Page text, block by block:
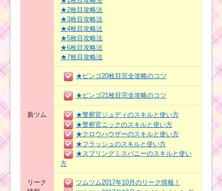
★2枚目攻略法
★3枚目攻略法
★4枚目攻略法
★5枚目攻略法
★6枚目攻略法
★7枚目攻略法
★ビンゴ20枚目完全攻略のコツ
★ビンゴ21枚目完全攻略のコツ
新ツム
★警察官ジュディのスキルと使い方
★警察官ニックのスキルと使い方
★クロウハウザーのスキルと使い方
★フラッシュのスキルと使い方
★スプリングミスバニーのスキルと使い
方
リーク
ツムツム2017年10月のリーク情報！